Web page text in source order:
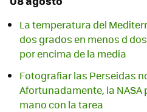
La temperatura del
dos grados en menos d
por encima de la media
Fotografiar las Perseidas
Afortunadamente, la
mano con la tarea